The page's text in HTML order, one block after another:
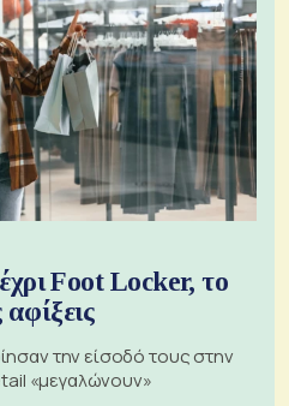
Foot Locker, το
την είσοδό τους στην
«μεγαλώνουν»